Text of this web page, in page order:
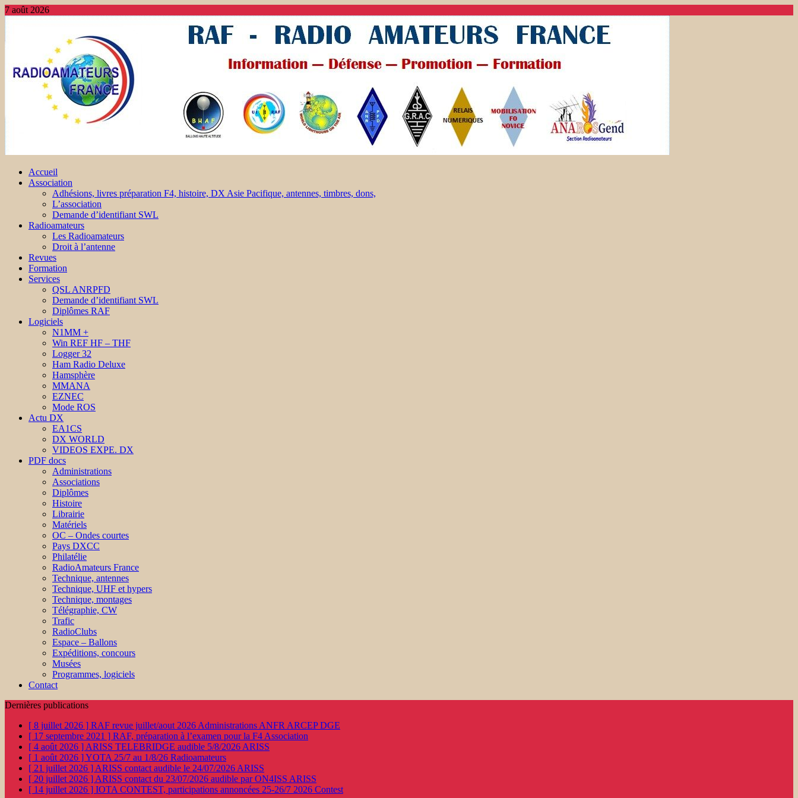
7 août 2026
Accueil
Association
Adhésions, livres préparation F4, histoire, DX Asie Pacifique, antennes, timbres, dons,
L’association
Demande d’identifiant SWL
Radioamateurs
Les Radioamateurs
Droit à l’antenne
Revues
Formation
Services
QSL ANRPFD
Demande d’identifiant SWL
Diplômes RAF
Logiciels
N1MM +
Win REF HF – THF
Logger 32
Ham Radio Deluxe
Hamsphère
MMANA
EZNEC
Mode ROS
Actu DX
EA1CS
DX WORLD
VIDEOS EXPE. DX
PDF docs
Administrations
Associations
Diplômes
Histoire
Librairie
Matériels
OC – Ondes courtes
Pays DXCC
Philatélie
RadioAmateurs France
Technique, antennes
Technique, UHF et hypers
Technique, montages
Télégraphie, CW
Trafic
RadioClubs
Espace – Ballons
Expéditions, concours
Musées
Programmes, logiciels
Contact
Dernières publications
[ 8 juillet 2026 ] RAF revue juillet/aout 2026 Administrations ANFR ARCEP DGE
[ 17 septembre 2021 ] RAF, préparation à l’examen pour la F4 Association
[ 4 août 2026 ] ARISS TELEBRIDGE audible 5/8/2026 ARISS
[ 1 août 2026 ]YOTA 25/7 au 1/8/26 Radioamateurs
[ 21 juillet 2026 ] ARISS contact audible le 24/07/2026 ARISS
[ 20 juillet 2026 ] ARISS contact du 23/07/2026 audible par ON4ISS ARISS
[ 14 juillet 2026 ] IOTA CONTEST, participations annoncées 25-26/7 2026 Contest